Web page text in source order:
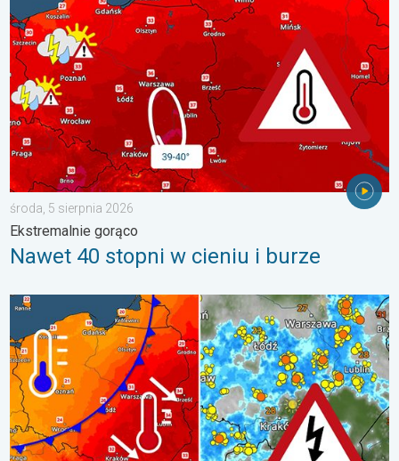
środa, 5 sierpnia 2026
Ekstremalnie gorąco
Nawet 40 stopni w cieniu i burze
Groźne burze na pożegnanie upałów. Ochłodzenie i burze. . .